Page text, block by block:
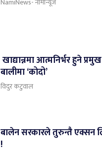
खाद्यान्नमा आत्मनिर्भर हुने प्रमुख
बालीमा ‘कोदो’
विदुर कटुवाल
बालेन सरकारले तुरुन्तै एक्सन
!